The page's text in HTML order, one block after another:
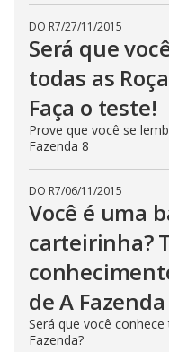
DO R7/27/11/2015
Será que
todas as
Faça o teste!
Prove que você se
Fazenda 8
DO R7/06/11/2015
Você é uma
carteirinha?
de A Fazenda
Será que você
Fazenda?